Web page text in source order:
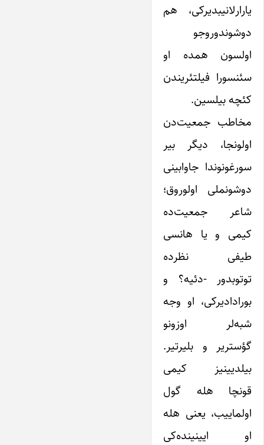
یارارلانیبدیرکی، هم
دوشوندوروجو
اولسون همده او
سئنسورا فیلتئریندن
کئچه بیلسین.
مخاطب جمعیت‌دن
اولونجا، دیگر بیر
سورغونوندا جاوابینی
دوشونملی اولوروق؛
شاعر جمعیت‌ده
کیمی و یا هانسی
طیفی نظرده
توتوبدور -دئیه؟ و
بورادادیرکی، او وجه
شبه‌لر اوزونو
گؤستریر و بلیرتیر.
بیلدیینیز کیمی
قونچا هله گول
اولماییب، یعنی هله
او ایینینده‌کی